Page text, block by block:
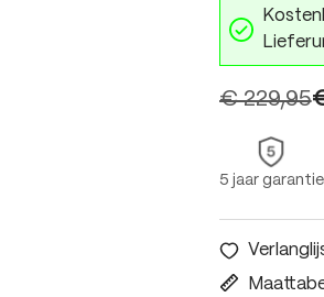
€ 229,95
5 jaar garantie